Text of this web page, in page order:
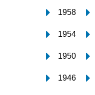
1958
1954
1950
1946